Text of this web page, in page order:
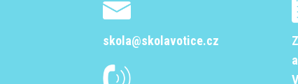
skola@skolavotice.cz